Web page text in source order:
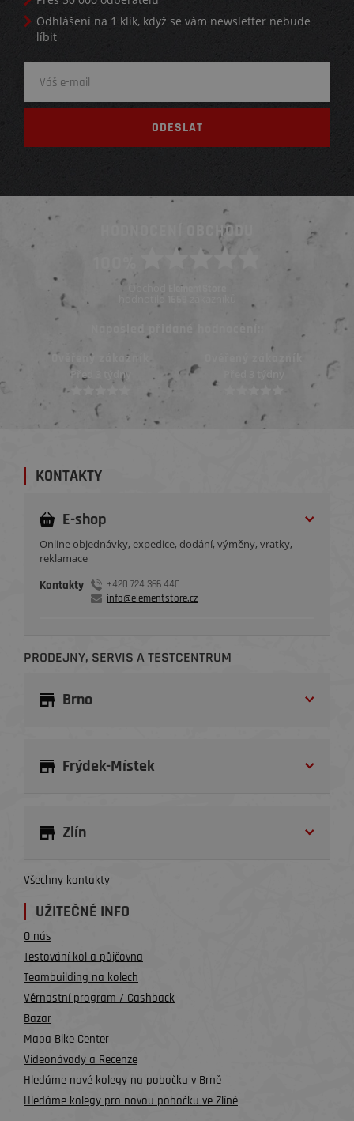
Odhlášení na 1 klik, když se vám newsletter nebude
líbit
HODNOCENÍ OBCHODU
Obchod ElementStore
hodnotilo
Naposled přidané hodnocení::
Ověřený zákazník
Před 3 týdny
KONTAKTY
E-shop
Online objednávky, expedice, dodání, výměny, vratky,
reklamace
Kontakty
+420 724 366 440
info@elementstore.cz
PRODEJNY, SERVIS A TESTCENTRUM
Brno
Frýdek-Místek
Zlín
Všechny kontakty
UŽITEČNÉ INFO
O nás
Testování kol a půjčovna
Teambuilding na kolech
Věrnostní program / Cashback
Bazar
Mapa Bike Center
Videonávody a Recenze
Hledáme nové kolegy na pobočku v Brně
Hledáme kolegy pro novou pobočku ve Zlíně